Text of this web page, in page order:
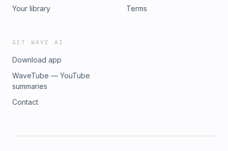
Your library
Terms
GET WAVE AI
Download app
WaveTube — YouTube
summaries
Contact